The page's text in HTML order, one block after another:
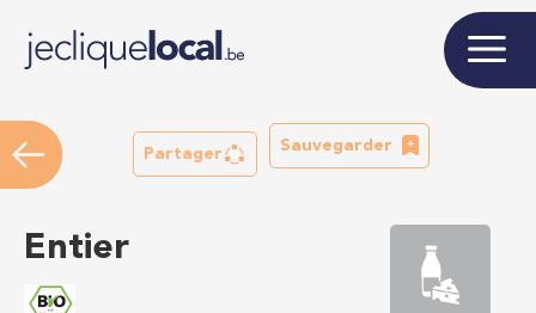
Partager
Sauvegarder
Entier